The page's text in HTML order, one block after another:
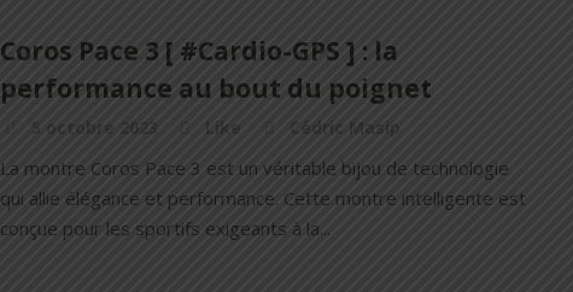
Coros Pace 3 [ #Cardio-GPS ] : la
performance au bout du poignet
5 octobre 2023 Like Cédric Masip
La montre Coros Pace 3 est un véritable bijou de technologie
qui allie élégance et performance. Cette montre intelligente est
conçue pour les sportifs exigeants à la...